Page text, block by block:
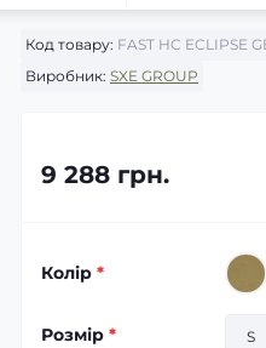
Код товару: FAST HC ECLIPSE
Виробник: SXE GROUP
9 288 грн.
Колір *
Розмір * S